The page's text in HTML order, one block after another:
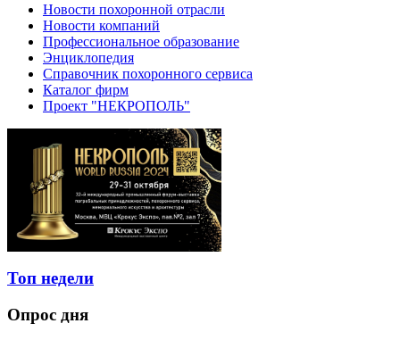
Новости похоронной отрасли
Новости компаний
Профессиональное образование
Энциклопедия
Справочник похоронного сервиса
Каталог фирм
Проект "НЕКРОПОЛЬ"
Топ недели
Опрос дня